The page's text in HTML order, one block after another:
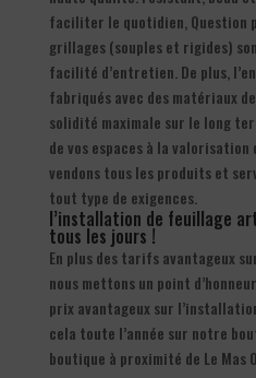
faciliter le quotidien, Question
grillages (souples et rigides)
facilité d’entretien. De plus,
fabriqués avec des matériaux
solidité maximale sur le long
de vos espaces à la
vendons tous les produits et
tout type de exigences.
l’installation de feuillage
tous les jours !
En plus des tarifs avantageux
nous mettons un point
prix avantageux sur
cela toute l’année sur notre
boutique à proximité de Le Mas